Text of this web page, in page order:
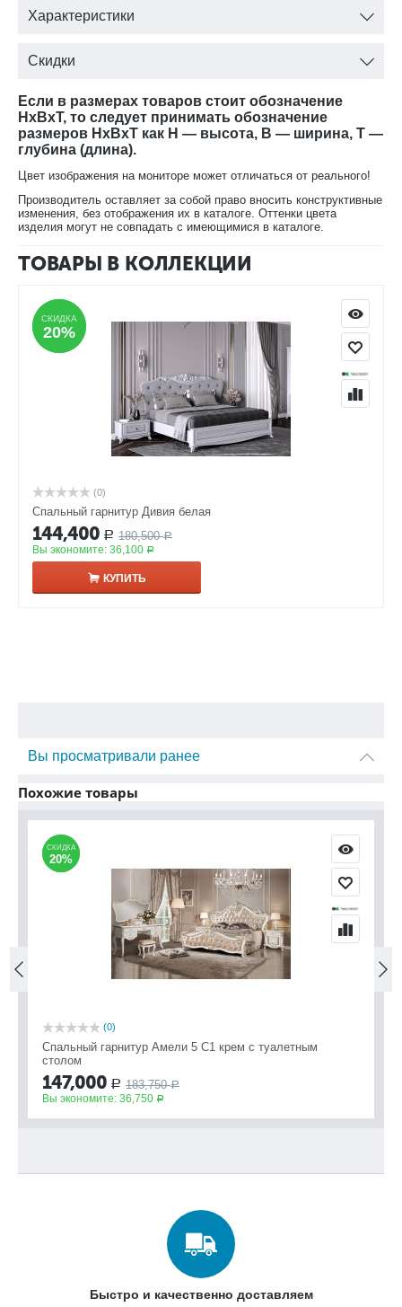
♦ Продается комплектом.
Характеристики
Скидки
Если в размерах товаров стоит обозначение
HxBxT, то следует принимать обозначение
размеров HxBxT как H — высота, B — ширина, T —
глубина (длина).
Цвет изображения на мониторе может отличаться от реального!
Производитель оставляет за собой право вносить конструктивные
изменения, без отображения их в каталоге. Оттенки цвета
изделия могут не совпадать с имеющимися в каталоге.
ТОВАРЫ В КОЛЛЕКЦИИ
СКИДКА
20%
СКИДКА
20%
(0)
Спальный гарнитур Дивия белая
144,400 Р 180,500 Р
Вы экономите: 36,100 Р
КУПИТЬ
Вы просматривали ранее
Похожие товары
СКИДКА
20%
СКИДКА
20%
(0)
Спальный гарнитур Амели 5 С1 крем с туалетным
столом
147,000 Р 183,750 Р
Вы экономите: 36,750 Р
Быстро и качественно доставляем